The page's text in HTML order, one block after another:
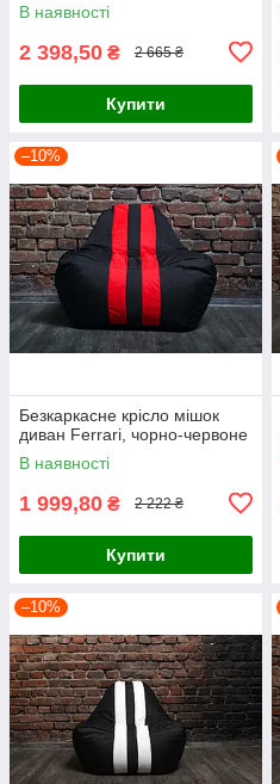
В наявності
2 398,50 ₴ 2 665 ₴
Купити
–10%
Безкаркасне крісло мішок
диван Ferrari, чорно-червоне
В наявності
1 999,80 ₴ 2 222 ₴
Купити
–10%